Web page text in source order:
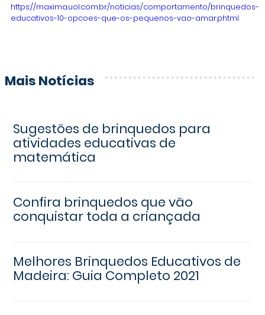
https://maxima.uol.com.br/noticias/comportamento/brinquedos-
educativos-10-opcoes-que-os-pequenos-vao-amar.phtml
Mais Notícias
Sugestões de brinquedos para
atividades educativas de
matemática
Confira brinquedos que vão
conquistar toda a criançada
Melhores Brinquedos Educativos de
Madeira: Guia Completo 2021